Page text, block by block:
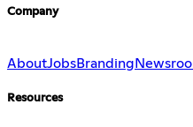
Company
AboutJobsBranding
Resources